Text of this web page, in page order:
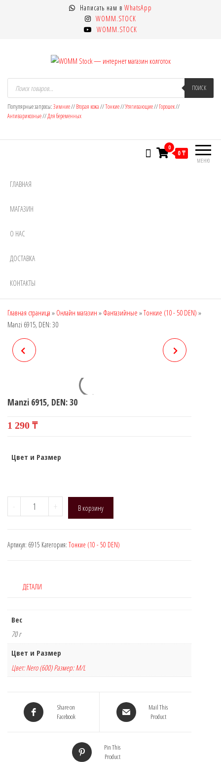
Написать нам в WhatsApp
WOMM.STOCK
WOMM.STOCK
WOMM Stock — интернет магазин
колготок
Колготки MANZI, Naja Street тонкие,
фантазийные, чулки, лосины
Поиск
товаров ПОИСК
Популярные запросы:Зимние//Вторая кожа//Тонкие//Утягивающие//Горошек//
Антиварикозные//Для беременных
МЕНЮ
0
0 ₸
ГЛАВНАЯ
МАГАЗИН
О НАС
ДОСТАВКА
КОНТАКТЫ
Главная страница » Онлайн магазин » Фантазийные »Тонкие (10 - 50 DEN) »
Manzi 6915, DEN: 30
Manzi 6915, DEN: 30
1 290 ₸
Цвет и Размер
-
Количество
товара
DEN:
+ В корзину
Артикул: 6915 Категория: Тонкие (10 - 50 DEN)
ДЕТАЛИ
Вес
70 г
Цвет и Размер
Цвет: Nero (600) Размер: M/L
Share on
Facebook
Mail This
Product
Pin This
Product